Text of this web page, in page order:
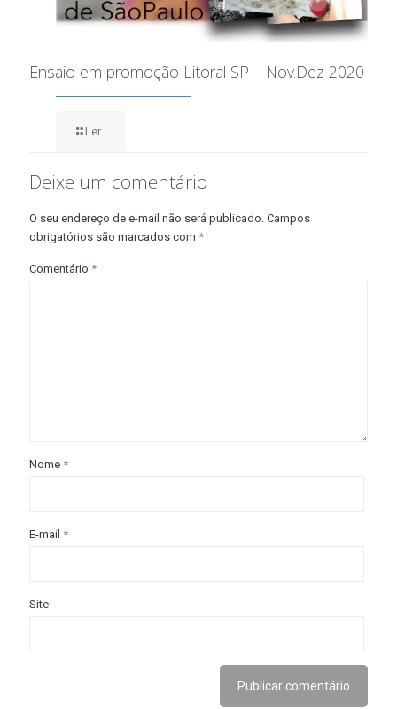
Ensaio em promoção Litoral SP – Nov.Dez 2020
Ler...
Deixe um comentário
O seu endereço de e-mail não será publicado. Campos
obrigatórios são marcados com *
Comentário *
Nome *
E-mail *
Site